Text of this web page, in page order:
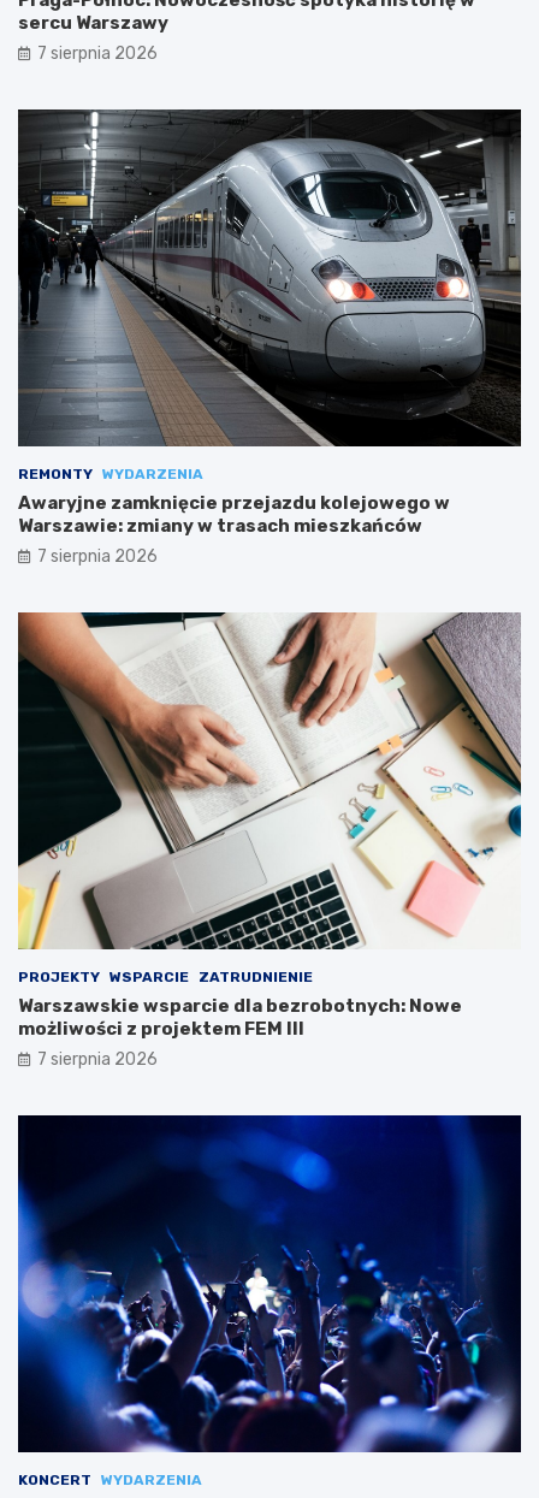
sercu Warszawy
7 sierpnia 2026
REMONTY WYDARZENIA
Awaryjne zamknięcie przejazdu kolejowego w
Warszawie: zmiany w trasach mieszkańców
7 sierpnia 2026
PROJEKTY WSPARCIE ZATRUDNIENIE
Warszawskie wsparcie dla bezrobotnych: Nowe
możliwości z projektem FEM III
7 sierpnia 2026
KONCERT WYDARZENIA